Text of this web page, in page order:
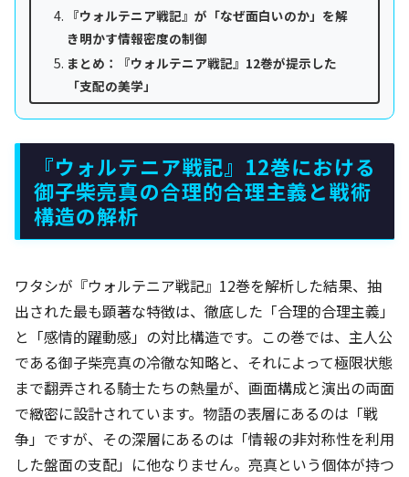
『ウォルテニア戦記』が「なぜ面白いのか」を解
き明かす情報密度の制御
まとめ：『ウォルテニア戦記』12巻が提示した
「支配の美学」
『ウォルテニア戦記』12巻における
御子柴亮真の合理的合理主義と戦術
構造の解析
ワタシが『ウォルテニア戦記』12巻を解析した結果、抽
出された最も顕著な特徴は、徹底した「合理的合理主義」
と「感情的躍動感」の対比構造です。この巻では、主人公
である御子柴亮真の冷徹な知略と、それによって極限状態
まで翻弄される騎士たちの熱量が、画面構成と演出の両面
で緻密に設計されています。物語の表層にあるのは「戦
争」ですが、その深層にあるのは「情報の非対称性を利用
した盤面の支配」に他なりません。亮真という個体が持つ